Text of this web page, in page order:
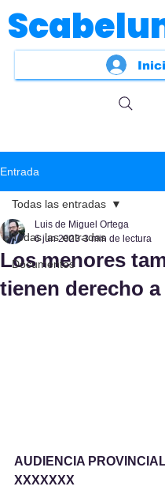
Entrada
Todas las entradas
Documentos
Todas las entradas
Los menores
tienen derecho
Luis de Miguel Ortega
6 jun 2023 3 min de lectura
AUDIENCIA
XXXXXXX